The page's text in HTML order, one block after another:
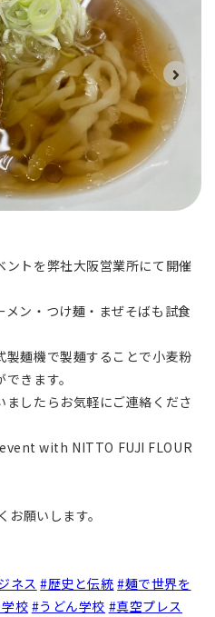
ントを弊社大阪営業所にて開催
ン・つけ麺・まぜそばも試食
麺機で製麺することで小麦粉
きます。
したらお気軽にご連絡くださ
with NITTO FUJI FLOUR
願いします。
ネス #歴史と伝統 #麺で世界を
校 #うどん学校 #真空プレス